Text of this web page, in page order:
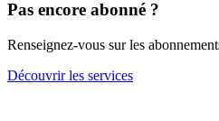
adresse
mail
pour
vous
connecter.
Pas encore abonné ?
Renseignez-vous sur les
Découvrir les services